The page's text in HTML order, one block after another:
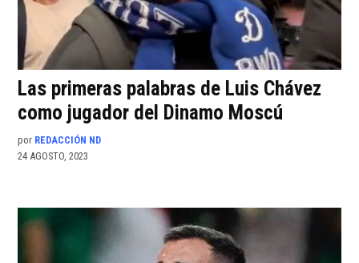
Las primeras palabras de Luis Chávez
como jugador del Dinamo Moscú
por REDACCIÓN ND
24 AGOSTO, 2023